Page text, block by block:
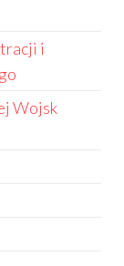
i
Wojsk